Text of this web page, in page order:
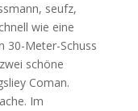
seufz,
wie eine
30-Meter-Schuss
schöne
Coman.
Im